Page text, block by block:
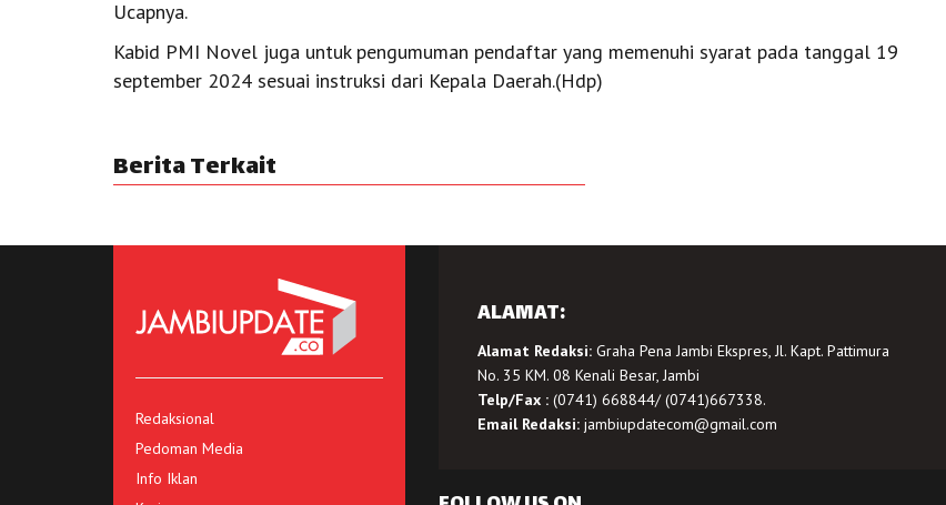
Ucapnya.
Kabid PMI Novel juga untuk pengumuman pendaftar yang memenuhi syarat pada tanggal 19
september 2024 sesuai instruksi dari Kepala Daerah.(Hdp)
Berita Terkait
Redaksional
Pedoman Media
Info Iklan
ALAMAT:
Alamat Redaksi:Graha Pena Jambi Ekspres, Jl. Kapt. Pattimura
No. 35 KM. 08 Kenali Besar, Jambi
Telp/Fax :(0741) 668844/ (0741)667338.
Email Redaksi: jambiupdatecom@gmail.com